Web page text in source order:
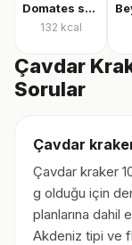
Domates soslu farfalle makarna
132 kcal
Çavdar
Sorular
Çavdar
Çavdar kraker
g olduğu için
planlarına dahil
Akdeniz tipi ve